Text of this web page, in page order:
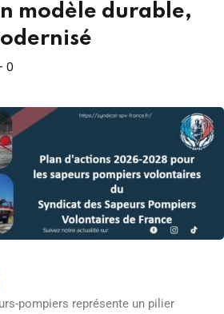
modèle durable,
0
pompiers représente un pilier